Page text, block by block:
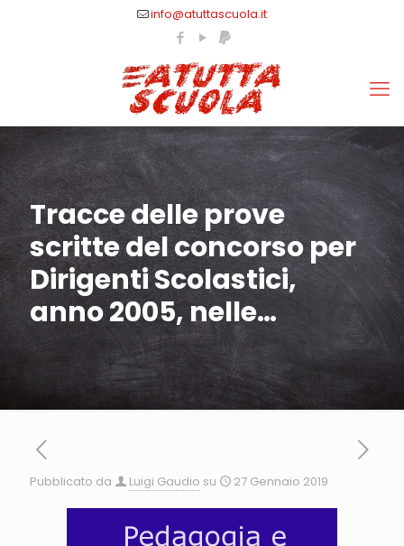
info@atuttascuola.it
Tracce delle prove
scritte del concorso per
Dirigenti Scolastici,
anno 2005, nelle…
Pubblicato da Luigi Gaudio su 27 Gennaio 2019